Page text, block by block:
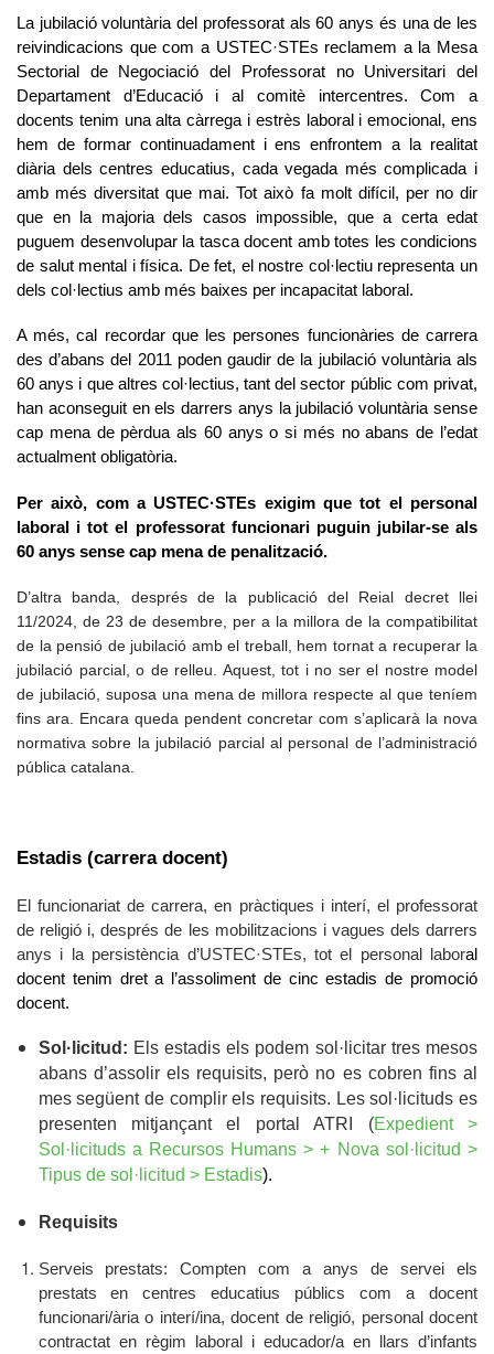
La jubilació voluntària del professorat als 60 anys és una de les
reivindicacions que com a USTEC·STEs reclamem a la Mesa
Sectorial de Negociació del Professorat no Universitari del
Departament d’Educació i al comitè intercentres. Com a
docents tenim una alta càrrega i estrès laboral i emocional, ens
hem de formar continuadament i ens enfrontem a la realitat
diària dels centres educatius, cada vegada més complicada i
amb més diversitat que mai. Tot això fa molt difícil, per no dir
que en la majoria dels casos impossible, que a certa edat
puguem desenvolupar la tasca docent amb totes les condicions
de salut mental i física. De fet, el nostre col·lectiu representa un
dels col·lectius amb més baixes per incapacitat laboral.
A més, cal recordar que les persones funcionàries de carrera
des d’abans del 2011 poden gaudir de la jubilació voluntària als
60 anys i que altres col·lectius, tant del sector públic com privat,
han aconseguit en els darrers anys la jubilació voluntària sense
cap mena de pèrdua als 60 anys o si més no abans de l’edat
actualment obligatòria.
Per això, com a USTEC·STEs exigim que tot el personal
laboral i tot el professorat funcionari puguin jubilar-se als
60 anys sense cap mena de penalització.
D’altra banda, després de la publicació del Reial decret llei
11/2024, de 23 de desembre, per a la millora de la compatibilitat
de la pensió de jubilació amb el treball, hem tornat a recuperar la
jubilació parcial, o de relleu. Aquest, tot i no ser el nostre model
de jubilació, suposa una mena de millora respecte al que teníem
fins ara. Encara queda pendent concretar com s’aplicarà la nova
normativa sobre la jubilació parcial al personal de l’administració
pública catalana.
Estadis (carrera docent)
El funcionariat de carrera, en pràctiques i interí, el professorat
de religió i, després de les mobilitzacions i vagues dels darrers
anys i la persistència d’USTEC·STEs, tot el personal laboral
docent tenim dret a l’assoliment de cinc estadis de promoció
docent.
Sol·licitud: Els estadis els podem sol·licitar tres mesos
abans d’assolir els requisits, però no es cobren fins al
mes següent de complir els requisits. Les sol·licituds es
presenten mitjançant el portal ATRI (Expedient >
Sol·licituds a Recursos Humans > + Nova sol·licitud >
Tipus de sol·licitud > Estadis).
Requisits
Serveis prestats: Compten com a anys de servei els
prestats en centres educatius públics com a docent
funcionari/ària o interí/ina, docent de religió, personal docent
contractat en règim laboral i educador/a en llars d’infants